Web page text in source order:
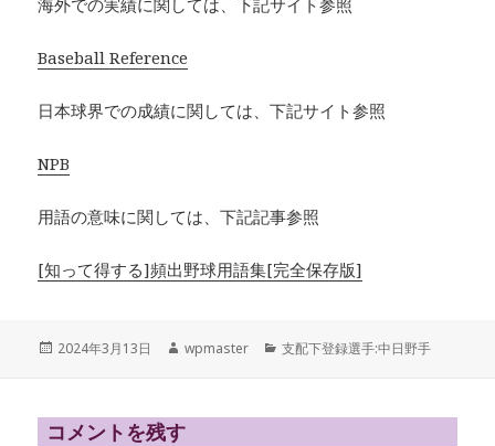
Baseball Reference
日本球界での成績に関しては、下記サイト参照
NPB
用語の意味に関しては、下記記事参照
[知って得する]頻出野球用語集[完全保存版]
投
2024年3月13日
作
wpmaster
カ
支配下登録選手:中日野手
コメントを残す